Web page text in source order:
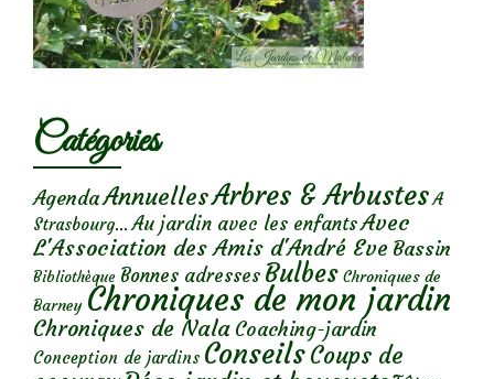
Catégories
AgendaAnnuellesArbres & Arbustes A
Strasbourg... Au jardin avec les enfantsAvec
L'Association des Amis d'André Eve Bassin
Bibliothèque Bonnes adresses Bulbes Chroniques de
Barney Chroniques de mon jardin
Chroniques de Nala Coaching-jardin
Conception de jardins ConseilsCoups de